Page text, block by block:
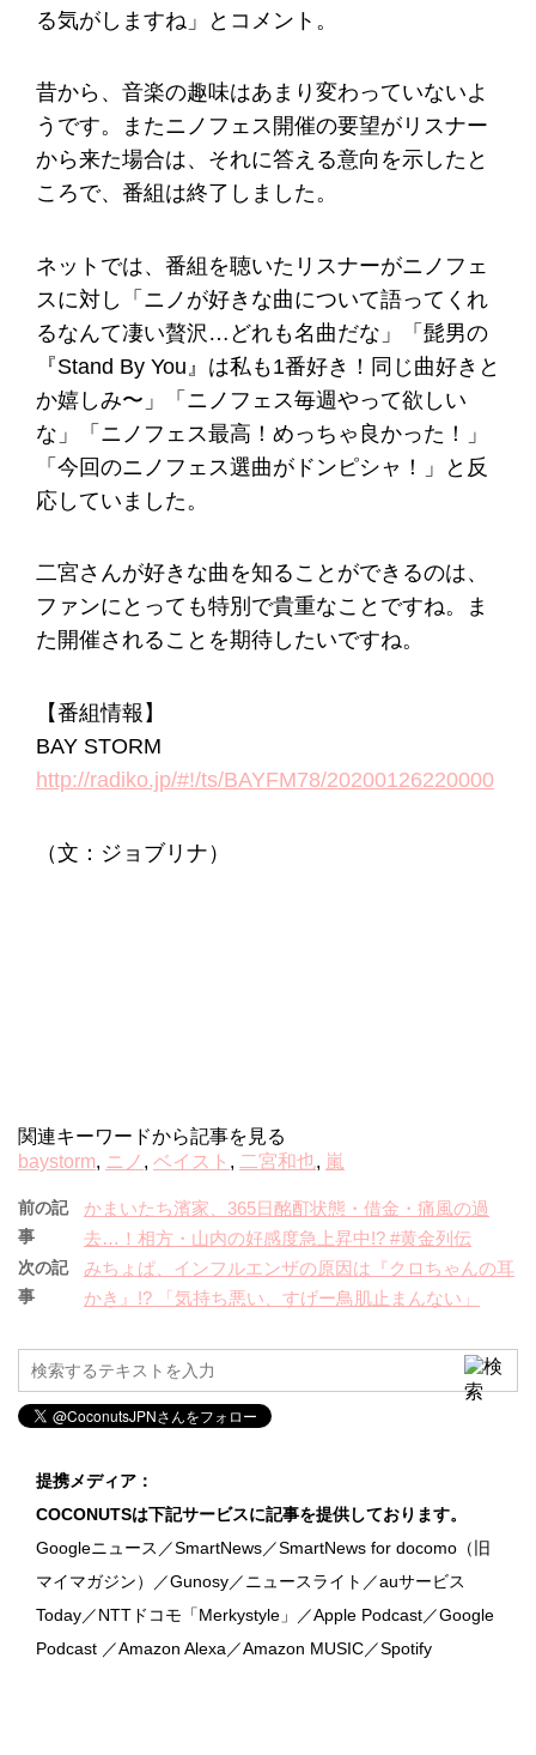
る気がしますね」とコメント。
昔から、音楽の趣味はあまり変わっていないよ
うです。またニノフェス開催の要望がリスナー
から来た場合は、それに答える意向を示したと
ころで、番組は終了しました。
ネットでは、番組を聴いたリスナーがニノフェ
スに対し「ニノが好きな曲について語ってくれ
るなんて凄い贅沢…どれも名曲だな」「髭男の
『Stand By You』は私も1番好き！同じ曲好きと
か嬉しみ〜」「ニノフェス毎週やって欲しい
な」「ニノフェス最高！めっちゃ良かった！」
「今回のニノフェス選曲がドンピシャ！」と反
応していました。
二宮さんが好きな曲を知ることができるのは、
ファンにとっても特別で貴重なことですね。ま
た開催されることを期待したいですね。
【番組情報】
BAY STORM
http://radiko.jp/#!/ts/BAYFM78/20200126220000
（文：ジョブリナ）
関連キーワードから記事を見る
baystorm, ニノ , ベイスト , 二宮和也, 嵐
前の記
事
かまいたち濱家、365日酩酊状態・借金・痛風の過
去…！相方・山内の好感度急上昇中!? #黄金列伝
次の記
事
みちょぱ、インフルエンザの原因は『クロちゃんの耳
かき』!? 「気持ち悪い、すげー鳥肌止まんない」
提携メディア：
COCONUTSは下記サービスに記事を提供しております。
Googleニュース／SmartNews／SmartNews for docomo（旧
マイマガジン）／Gunosy／ニュースライト／auサービス
Today／NTTドコモ「Merkystyle」／Apple Podcast／Google
Podcast ／Amazon Alexa／Amazon MUSIC／Spotify